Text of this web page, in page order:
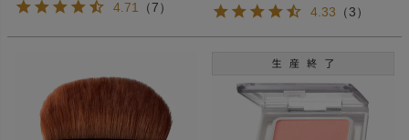
4.71
（7）
4.33 （3）